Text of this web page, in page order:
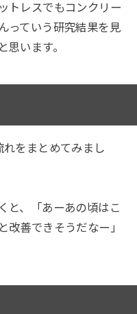
トレスでもコンクリー
っていう研究結果を見
思います。
をまとめてみまし
と、「あーあの頃はこ
改善できそうだなー」